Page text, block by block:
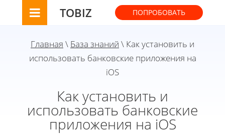
TOBIZ ПОПРОБОВАТЬ
Главная \ База знаний \ Как установить и
использовать банковские приложения на
iOS
Как установить и
использовать банковские
приложения на iOS